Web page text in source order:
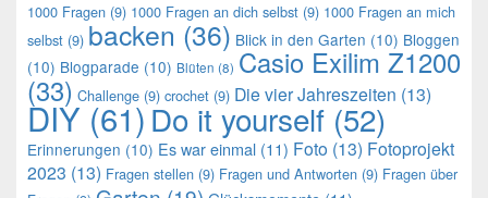
1000 Fragen (9) 1000 Fragen an dich selbst (9) 1000 Fragen an mich
selbst (9) backen (36) Blick in den Garten (10) Bloggen
(10) Blogparade (10) Blüten (8) Casio Exilim Z1200
(33) Challenge (9) crochet (9) Die vier Jahreszeiten (13)
DIY (61)Do it yourself (52)
Erinnerungen (10) Es war einmal (11) Foto (13) Fotoprojekt
2023 (13) Fragen stellen (9) Fragen und Antworten (9) Fragen über